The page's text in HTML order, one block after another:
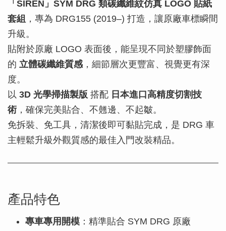
「SIREN」SYM DRG 類碳纖維紋仿真 LOGO 貼紙
套組 ，專為 DRG155 (2019–) 打造，讓原廠車標瞬間
升級。
貼附於原廠 LOGO 表面後，能呈現不同於塑膠飾面
的 立體碳纖維質感，細節層次更豐富、視覺更有深
度。
以 3D 光學掃描製版 搭配 日本進口高精度切割技
術，確保完美貼合、不翹邊、不起皺。
免拆裝、免工具，清潔後即可黏貼完成，是 DRG 車
主輕鬆升級外觀質感的最佳入門改裝精品。
產品特色
專車專用開模 ：精準貼合 SYM DRG 原廠